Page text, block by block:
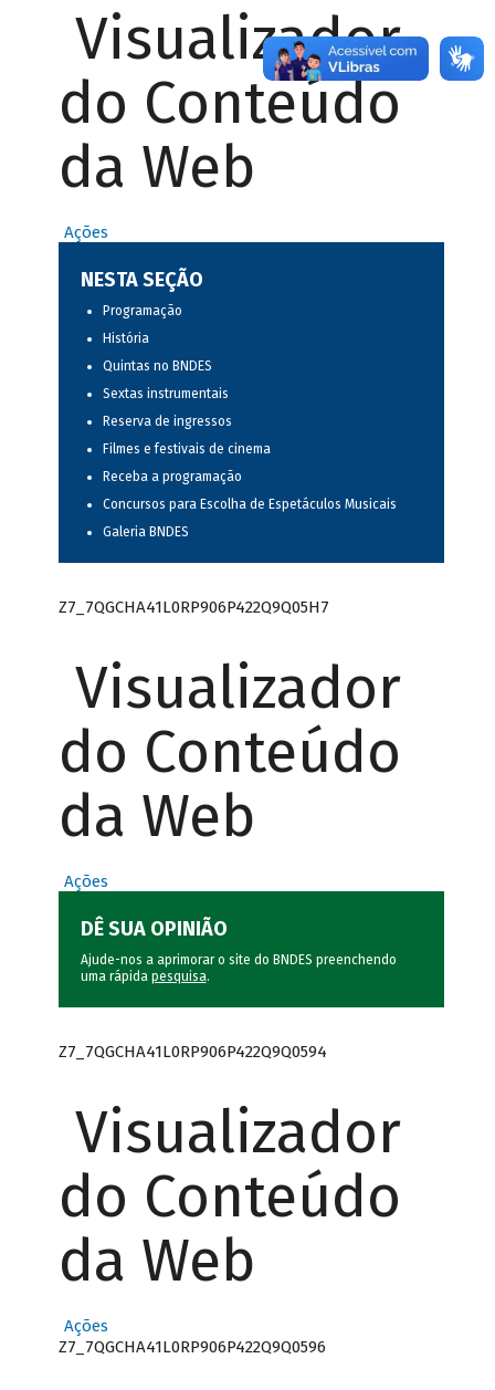
Visualizador
do Conteúdo
da Web
Ações
NESTA SEÇÃO
Programação
História
Quintas no BNDES
Sextas instrumentais
Reserva de ingressos
Filmes e festivais de cinema
Receba a programação
Concursos para Escolha de Espetáculos Musicais
Galeria BNDES
Z7_7QGCHA41L0RP906P422Q9Q05H7
Visualizador
do Conteúdo
da Web
Ações
DÊ SUA OPINIÃO
Ajude-nos a aprimorar o site do BNDES preenchendo
uma rápida pesquisa.
Z7_7QGCHA41L0RP906P422Q9Q0594
Visualizador
do Conteúdo
da Web
Ações
Z7_7QGCHA41L0RP906P422Q9Q0596